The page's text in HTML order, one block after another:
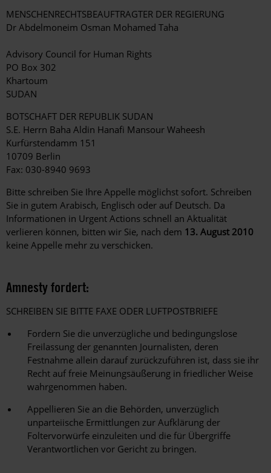
MENSCHENRECHTSBEAUFTRAGTER DER REGIERUNG
Dr Abdelmoneim Osman Mohamed Taha
Advisory Council for Human Rights
PO Box 302
Khartoum
SUDAN
BOTSCHAFT DER REPUBLIK SUDAN
S.E. Herrn Baha Aldin Hanafi Mansour Waheesh
Kurfürstendamm 151
10709 Berlin
Fax: 030-8940 9693
Bitte schreiben Sie Ihre Appelle möglichst sofort. Schreiben
Sie in gutem Arabisch, Englisch oder auf Deutsch. Da
Informationen in Urgent Actions schnell an Aktualität
verlieren können, bitten wir Sie, nach dem 13. August 2010
keine Appelle mehr zu verschicken.
Amnesty fordert:
SCHREIBEN SIE BITTE FAXE ODER LUFTPOSTBRIEFE
Fordern Sie die unverzügliche und bedingungslose
Freilassung der genannten Journalisten, deren
Festnahme allein darauf zurückzuführen ist, dass sie ihr
Recht auf freie Meinungsäußerung in friedlicher Weise
wahrgenommen haben.
Appellieren Sie an die Behörden, unverzüglich
unparteiische Ermittlungen zur Aufklärung der
Foltervorwürfe einzuleiten und die für Übergriffe
Verantwortlichen vor Gericht zu bringen.